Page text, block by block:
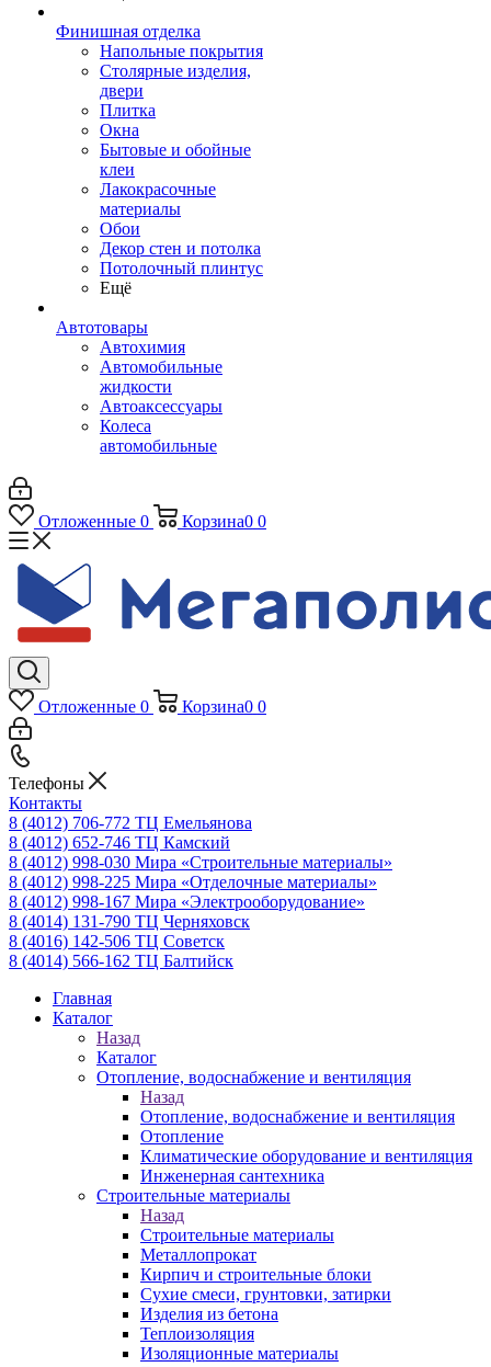
Финишная отделка
Напольные покрытия
Столярные изделия,
двери
Плитка
Окна
Бытовые и обойные
клеи
Лакокрасочные
материалы
Обои
Декор стен и потолка
Потолочный плинтус
Ещё
Автотовары
Автохимия
Автомобильные
жидкости
Автоаксессуары
Колеса
автомобильные
Отложенные 0 Корзина0 0
Отложенные 0 Корзина0 0
Телефоны
Контакты
8 (4012) 706-772 ТЦ Емельянова
8 (4012) 652-746 ТЦ Камский
8 (4012) 998-030 Мира «Строительные материалы»
8 (4012) 998-225 Мира «Отделочные материалы»
8 (4012) 998-167 Мира «Электрооборудование»
8 (4014) 131-790 ТЦ Черняховск
8 (4016) 142-506 ТЦ Советск
8 (4014) 566-162 ТЦ Балтийск
Главная
Каталог
Назад
Каталог
Отопление, водоснабжение и вентиляция
Назад
Отопление, водоснабжение и вентиляция
Отопление
Климатические оборудование и вентиляция
Инженерная сантехника
Строительные материалы
Назад
Строительные материалы
Металлопрокат
Кирпич и строительные блоки
Сухие смеси, грунтовки, затирки
Изделия из бетона
Теплоизоляция
Изоляционные материалы